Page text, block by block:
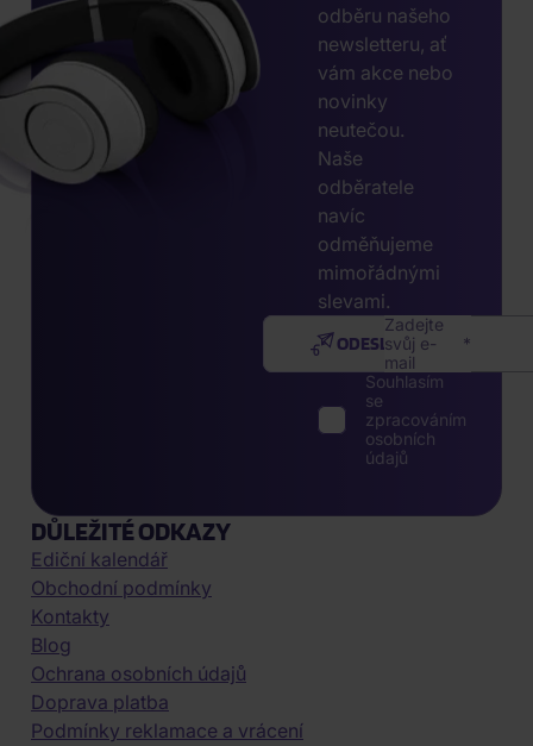
odběru našeho
newsletteru, ať
vám akce nebo
novinky
neutečou.
Naše
odběratele
navíc
odměňujeme
mimořádnými
slevami.
Zadejte
svůj e-
mail
ODESLAT
Souhlasím
se
zpracováním
osobních
údajů
DŮLEŽITÉ ODKAZY
Ediční kalendář
Obchodní podmínky
Kontakty
Blog
Ochrana osobních údajů
Doprava platba
Podmínky reklamace a vrácení